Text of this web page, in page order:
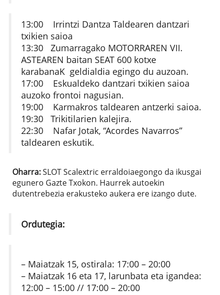
13:00 Irrintzi Dantza Taldearen dantzari
txikien saioa
13:30 Zumarragako MOTORRAREN VII.
ASTEAREN baitan SEAT 600 kotxe
karabanaK geldialdia egingo du auzoan.
17:00 Eskualdeko dantzari txikien saioa
auzoko frontoi nagusian.
19:00 Karmakros taldearen antzerki saioa.
19:30 Trikitilarien kalejira.
22:30 Nafar Jotak, “Acordes Navarros”
taldearen eskutik.
Oharra:SLOT Scalextric erraldoiaegongo da ikusgai
egunero Gazte Txokon. Haurrek autoekin
dutentrebezia erakusteko aukera ere izango dute.
Ordutegia:
– Maiatzak 15, ostirala: 17:00 – 20:00
– Maiatzak 16 eta 17, larunbata eta igandea:
12:00 – 15:00 // 17:00 – 20:00